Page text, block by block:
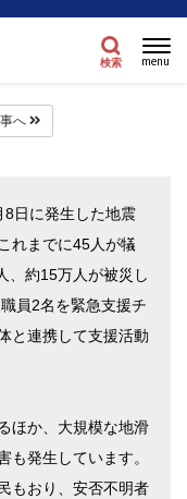
検索 menu
へ
8日に発生した地震
れまでに45人が犠
、約15万人が被災し
員2名を緊急支援チ
と連携して支援活動
ほか、大規模な地滑
も発生しています。
もおり、安否不明者